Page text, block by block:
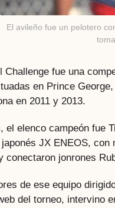
El avileño fue un pelotero
Challenge fue una
en Prince
en 2011 y 2013.
el elenco campeón fue
JX ENEOS,
conectaron jonrones
de ese equipo
del torneo, intervino